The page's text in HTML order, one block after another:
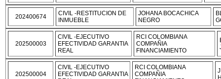
202400674
CIVIL -RESTITUCION DE
INMUEBLE
JOHANA BOCACHICA
NEGRO
202500003
CIVIL -EJECUTIVO
EFECTIVIDAD GARANTIA
REAL
RCI COLOMBIANA
COMPAÑIA
FINANCIAMIENTO
202500004
CIVIL -EJECUTIVO
EFECTIVIDAD GARANTIA
RCI COLOMBIANA
COMPAÑIA